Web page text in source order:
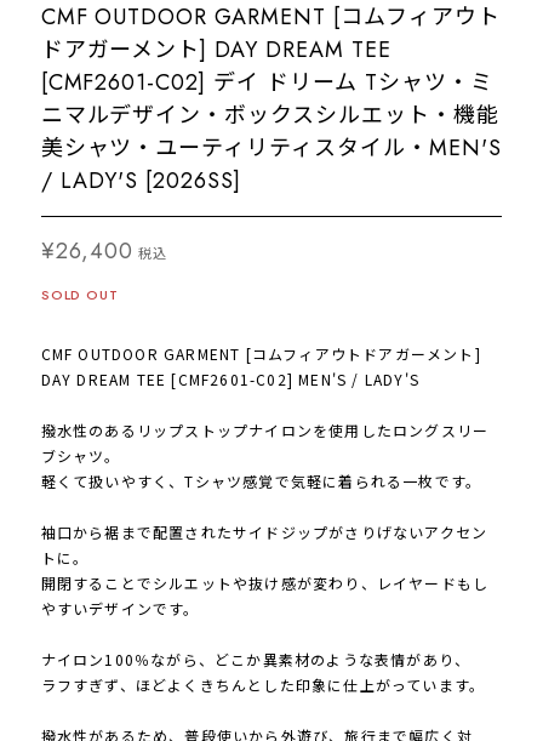
CMF OUTDOOR GARMENT [コムフィアウト
ドアガーメント] DAY DREAM TEE
[CMF2601-C02] デイ ドリーム Tシャツ・ミ
ニマルデザイン・ボックスシルエット・機能
美シャツ・ユーティリティスタイル・MEN'S
/ LADY'S [2026SS]
¥26,400 税込
SOLD OUT
CMF OUTDOOR GARMENT [コムフィアウトドアガーメント]
DAY DREAM TEE [CMF2601-C02] MEN'S / LADY'S
撥水性のあるリップストップナイロンを使用したロングスリー
ブシャツ。
軽くて扱いやすく、Tシャツ感覚で気軽に着られる一枚です。
袖口から裾まで配置されたサイドジップがさりげないアクセン
トに。
開閉することでシルエットや抜け感が変わり、レイヤードもし
やすいデザインです。
ナイロン100％ながら、どこか異素材のような表情があり、
ラフすぎず、ほどよくきちんとした印象に仕上がっています。
撥水性があるため、普段使いから外遊び、旅行まで幅広く対